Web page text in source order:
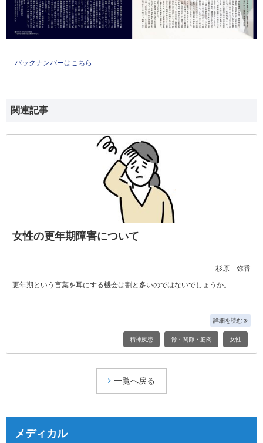
バックナンバーはこちら
関連記事
女性の更年期障害について
杉原 弥香
更年期という言葉を耳にする機会は割と多いのではないでしょうか。
詳細を読む
精神疾患 骨・関節・筋肉 女性
一覧へ戻る
メディカル